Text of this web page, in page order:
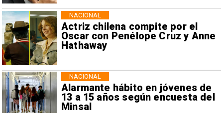
Actriz chilena compite por el
Oscar con Penélope Cruz y Anne
Hathaway
NACIONAL
Alarmante hábito en jóvenes de
13 a 15 años según encuesta del
Minsal
NACIONAL